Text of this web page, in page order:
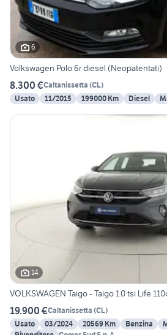
6
Volkswagen Polo 6r diesel (Neopatentati)
8.300 €Caltanissetta (CL)
Usato
11/2015 199000 Km Diesel
14
VOLKSWAGEN Taigo - Taigo 1.0 tsi Life
19.900 €Caltanissetta (CL)
Usato
03/2024 20569 Km Benzina